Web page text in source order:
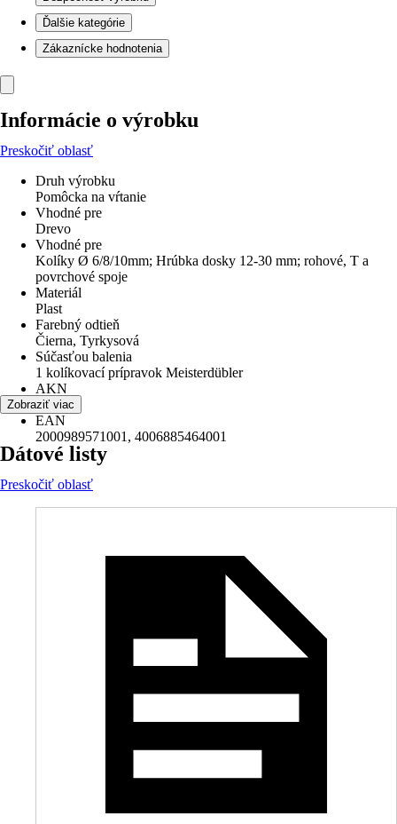
Ďalšie kategórie
Zákaznícke hodnotenia
Informácie o výrobku
Preskočiť oblasť
Druh výrobku
Pomôcka na vŕtanie
Vhodné pre
Drevo
Vhodné pre
Kolíky Ø 6/8/10mm; Hrúbka dosky 12-30 mm; rohové, T a
povrchové spoje
Materiál
Plast
Farebný odtieň
Čierna, Tyrkysová
Súčasťou balenia
1 kolíkovací prípravok Meisterdübler
AKN
28ZC
EAN
2000989571001, 4006885464001
Zobraziť viac
Dátové listy
Preskočiť oblasť